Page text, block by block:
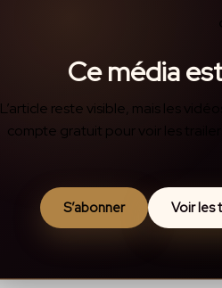
Ce média
L’article reste visible, mais les
compte gratuit pour voir les
S’abonner Voir les